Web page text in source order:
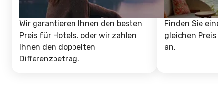
Wir garantieren Ihnen den besten
Preis für Hotels, oder wir zahlen
Ihnen den doppelten
Differenzbetrag.
Finden Sie
gleichen
an.